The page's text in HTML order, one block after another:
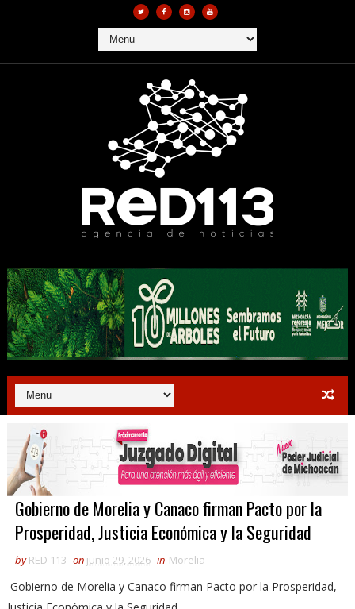
Gobierno de Morelia y Canaco firman Pacto por la
Prosperidad, Justicia Económica y la Seguridad
by RED 113 on junio 29, 2026 in Morelia
Gobierno de Morelia y Canaco firman Pacto por la Prosperidad,